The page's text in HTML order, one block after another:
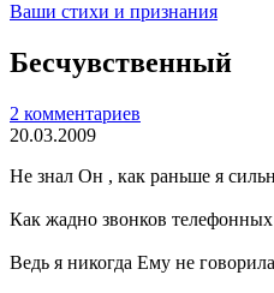
Ваши стихи и признания
Бесчувственный
2 комментариев
20.03.2009
Не знал Он , как раньше я
Как жадно звонков
Ведь я никогда Ему не